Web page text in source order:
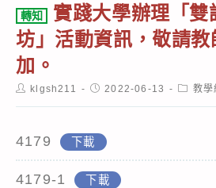
轉知
實踐大學辦理「雙
坊」活動資訊，敬請
加。
Postklgsh211
Post2022-06-13
Post教學
4179 下載
4179-1 下載